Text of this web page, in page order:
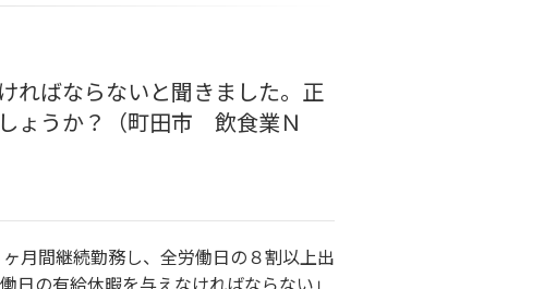
ればならないと聞きました。正
ょうか？（町田市 飲食業Ｎ
月間継続勤務し、全労働日の８割以上出
の有給休暇を与えなければならない」